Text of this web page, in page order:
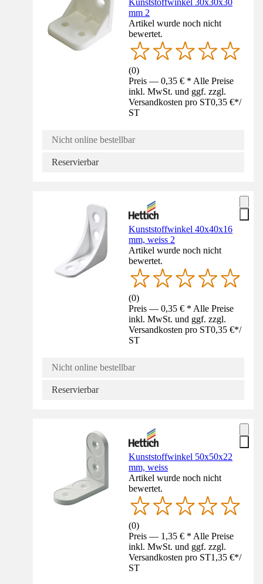
mm 2
Artikel wurde noch nicht
bewertet.
(0)
Preis — 0,35 € * Alle Preise
inkl. MwSt. und ggf. zzgl.
Versandkosten pro ST0,35 €*/
ST
Nicht online bestellbar
Reservierbar
Kunststoffwinkel 40x40x16
mm, weiss 2
Artikel wurde noch nicht
bewertet.
(0)
Preis — 0,35 € * Alle Preise
inkl. MwSt. und ggf. zzgl.
Versandkosten pro ST0,35 €*/
ST
Nicht online bestellbar
Reservierbar
Kunststoffwinkel 50x50x22
mm, weiss
Artikel wurde noch nicht
bewertet.
(0)
Preis — 1,35 € * Alle Preise
inkl. MwSt. und ggf. zzgl.
Versandkosten pro ST1,35 €*/
ST